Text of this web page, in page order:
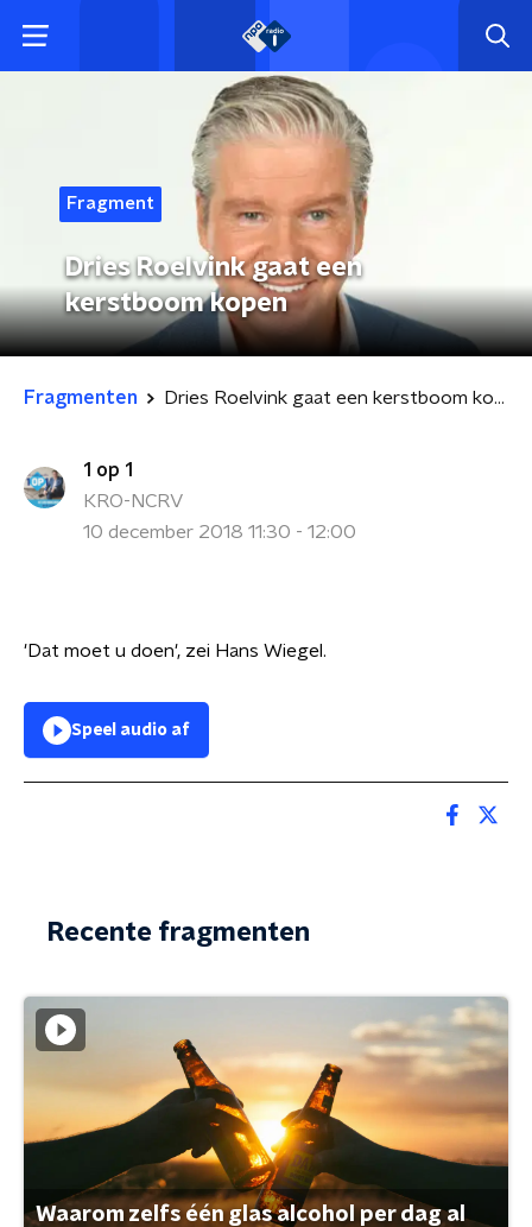
Fragment
Dries Roelvink gaat een
kerstboom kopen
Fragmenten Dries Roelvink gaat een kerstboom kopen
1 op 1
KRO-NCRV
10 december 2018 11:30 - 12:00
'Dat moet u doen', zei Hans Wiegel.
Speel audio af
Recente fragmenten
Waarom zelfs één glas alcohol per dag al